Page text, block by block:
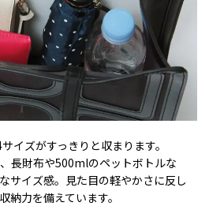
イズがすっきりと収まります。
長財布や500mlのペットボトルな
サイズ感。見た目の軽やかさに反し
納力を備えています。